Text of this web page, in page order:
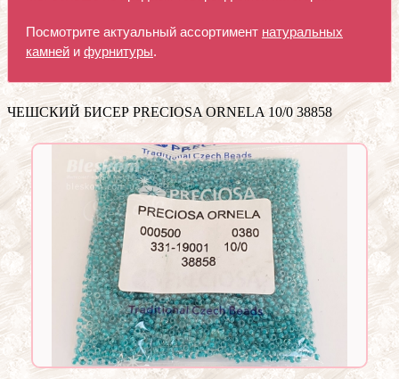
Посмотрите актуальный ассортимент натуральных
камней и фурнитуры.
ЧЕШСКИЙ БИСЕР PRECIOSA ORNELA 10/0 38858